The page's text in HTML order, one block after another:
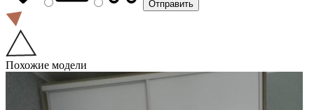
Похожие модели